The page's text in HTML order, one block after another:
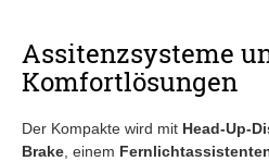
Assitenzsysteme
Komfortlösungen
Der Kompakte wird mit Head-Up-
Brake , einem